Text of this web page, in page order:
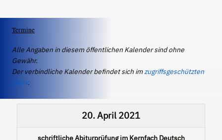
Termine
Alle Angaben in diesem öffentlichen Kalender sind ohne
Gewähr.
Der verbindliche Kalender befindet sich imzugriffsgeschützten
IServ.
20. April 2021
schriftliche Abiturprüfung im Kernfach Deutsch